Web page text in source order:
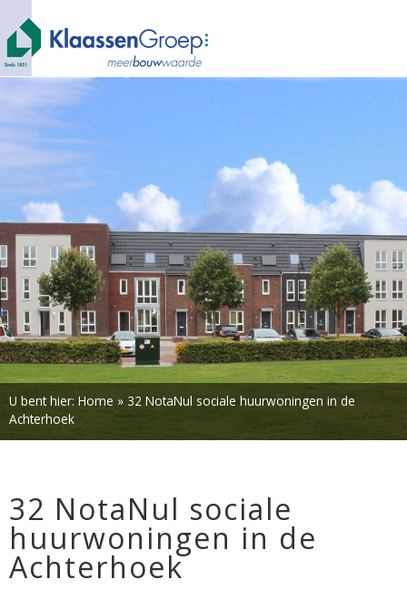
U bent hier: Home » 32 NotaNul sociale huurwoningen in de
Achterhoek
32 NotaNul sociale
huurwoningen in de
Achterhoek